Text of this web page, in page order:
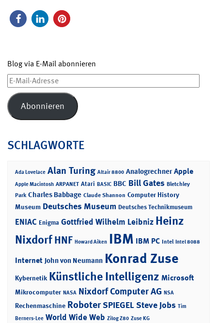
Blog via E-Mail abonnieren
E-
Mail-
Adresse
Abonnieren
SCHLAGWORTE
Ada Lovelace Alan Turing Altair 8800 Analogrechner Apple
Apple Macintosh ARPANET Atari BASIC BBC Bill Gates Bletchley
Park Charles Babbage Claude Shannon Computer History
Museum Deutsches Museum Deutsches Technikmuseum
ENIAC Enigma Gottfried Wilhelm Leibniz Heinz
NixdorfHNF Howard Aiken IBM IBM PC Intel Intel 8088
Internet John von Neumann Konrad Zuse
Kybernetik Künstliche Intelligenz Microsoft
Mikrocomputer NASA Nixdorf Computer AG NSA
Rechenmaschine RoboterSPIEGELSteve Jobs Tim
Berners-Lee World Wide Web Zilog Z80 Zuse KG